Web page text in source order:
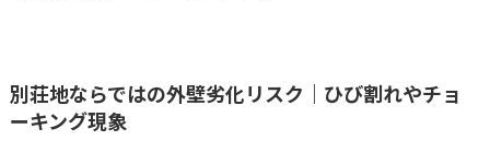
別荘地ならではの外壁劣化リスク｜ひび割れやチョ
ーキング現象